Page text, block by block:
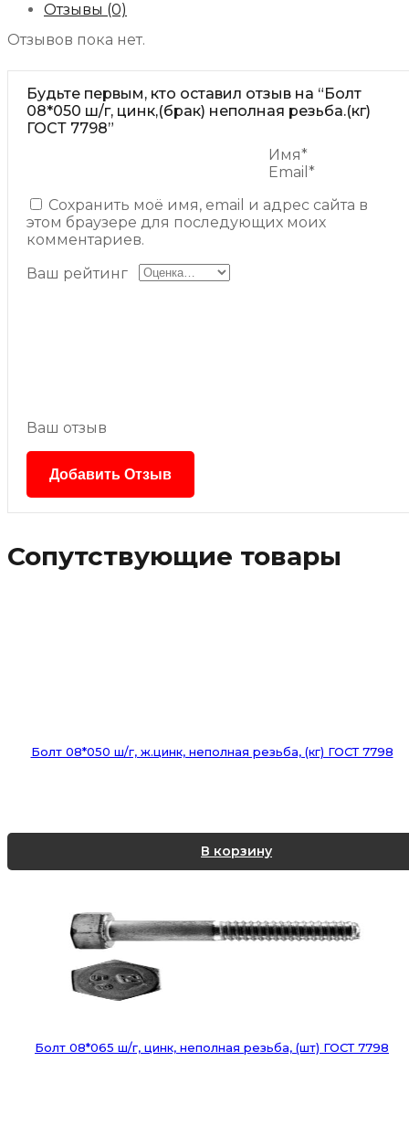
Отзывы (0)
Отзывов пока нет.
Будьте первым, кто оставил отзыв на “Болт
08*050 ш/г, цинк,(брак) неполная резьба.(кг)
ГОСТ 7798”
Имя*
Email*
Сохранить моё имя, email и адрес сайта в
этом браузере для последующих моих
комментариев.
Ваш рейтинг
Ваш отзыв
Сопутствующие товары
Болт 08*050 ш/г, ж.цинк, неполная резьба, (кг) ГОСТ 7798
В корзину
Болт 08*065 ш/г, цинк, неполная резьба, (шт) ГОСТ 7798